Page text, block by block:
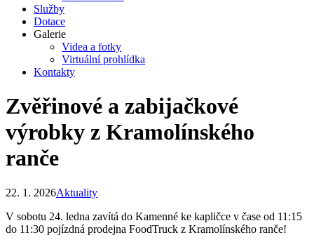
Služby
Dotace
Galerie
Videa a fotky
Virtuální prohlídka
Kontakty
Zvěřinové a zabijačkové
výrobky z Kramolínského
ranče
22. 1. 2026Aktuality
V sobotu 24. ledna zavítá do Kamenné ke kapličce v čase od 11:15
do 11:30 pojízdná prodejna FoodTruck z Kramolínského ranče!